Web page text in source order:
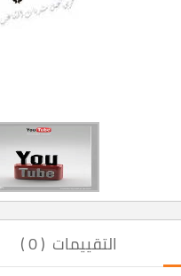
التقييمات ( 0 )